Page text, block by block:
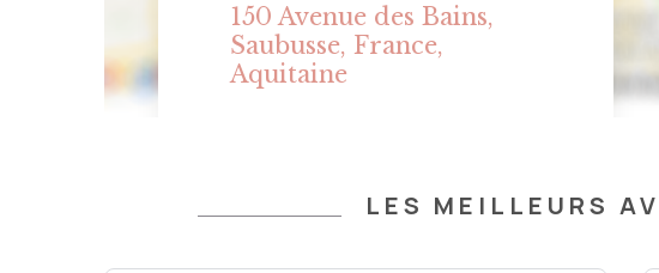
150 Avenue des Bains,
Saubusse, France,
Aquitaine
LES MEILLEURS